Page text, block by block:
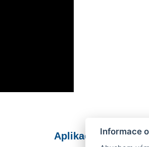
Aplikace Mobilní
Informace